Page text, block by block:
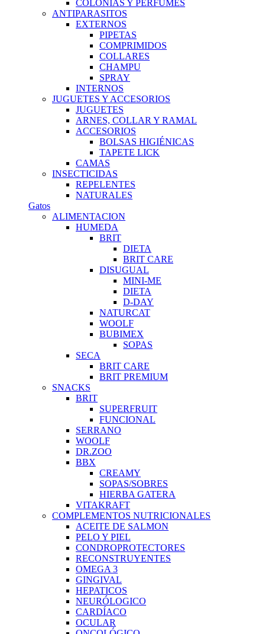
COLONIAS Y PERFUMES
ANTIPARASITOS
EXTERNOS
PIPETAS
COMPRIMIDOS
COLLARES
CHAMPU
SPRAY
INTERNOS
JUGUETES Y ACCESORIOS
JUGUETES
ARNES, COLLAR Y RAMAL
ACCESORIOS
BOLSAS HIGIÉNICAS
TAPETE LICK
CAMAS
INSECTICIDAS
REPELENTES
NATURALES
Gatos
ALIMENTACION
HUMEDA
BRIT
DIETA
BRIT CARE
DISUGUAL
MINI-ME
DIETA
D-DAY
NATURCAT
WOOLF
BUBIMEX
SOPAS
SECA
BRIT CARE
BRIT PREMIUM
SNACKS
BRIT
SUPERFRUIT
FUNCIONAL
SERRANO
WOOLF
DR.ZOO
BBX
CREAMY
SOPAS/SOBRES
HIERBA GATERA
VITAKRAFT
COMPLEMENTOS NUTRICIONALES
ACEITE DE SALMON
PELO Y PIEL
CONDROPROTECTORES
RECONSTRUYENTES
OMEGA 3
GINGIVAL
HEPATICOS
NEURÓLOGICO
CARDÍACO
OCULAR